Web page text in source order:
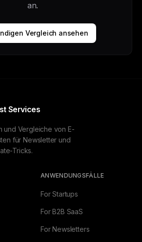
an.
Vergleich ansehen
Services
und Vergleiche von E-
für Newsletter und
Tricks.
ANWENDUNGSFÄLLE
For Startups
For B2B SaaS
For Newsletters